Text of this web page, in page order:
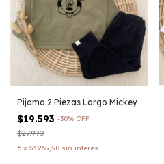
Pijama 2 Piezas Largo Mickey
$19.593 -30% OFF
$27.990
6 x $3.265,50 sin interés